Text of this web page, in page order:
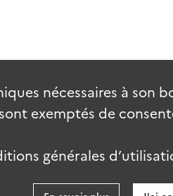
nécessaires à son
exemptés de
générales